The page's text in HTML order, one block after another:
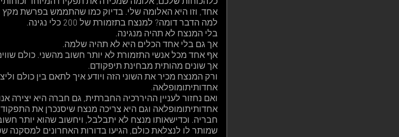
אחד, וזו היא האלומה שלי. בדיוק כמו שהתממש בפרשת
למה הדבר דומה? למנצח בתזמורת של 200 כלי נגינה.
בלי המנצח לא תהיה מנגינה.
אך גם בלי אחד הכלים היא לא תהיה שלמה.
אף אחד מכל אנשי התזמורת לא יותר חשוב מהשני. כולם
אך שונים מהותית מבחינת תיפקודם.
ורק המנצח מכיר את השוני הזה ויודע איך לתאם בין כולם
אחדותיתומופלאה.
ואם נחזור לעניין ההיררכיה החברתית, גם חברה היא יצירה
אחדותיתומופלאה וגם היא צריכה מנצח שיסנכרן את
חבריה. וכדישאותו מנצח לא יתבלבל, ויחשוב שהוא יותר
שמותר לו לנצלאת כולם, הגיעו בדורות האחרונים למסקנה